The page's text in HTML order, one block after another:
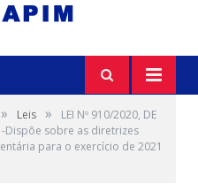
» Leis »
LEI Nº 910/2020, DE
Dispõe sobre as diretrizes
para o exercício de 2021